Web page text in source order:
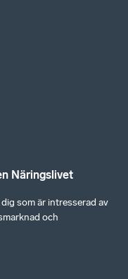
Näringslivet
som är intresserad av
och